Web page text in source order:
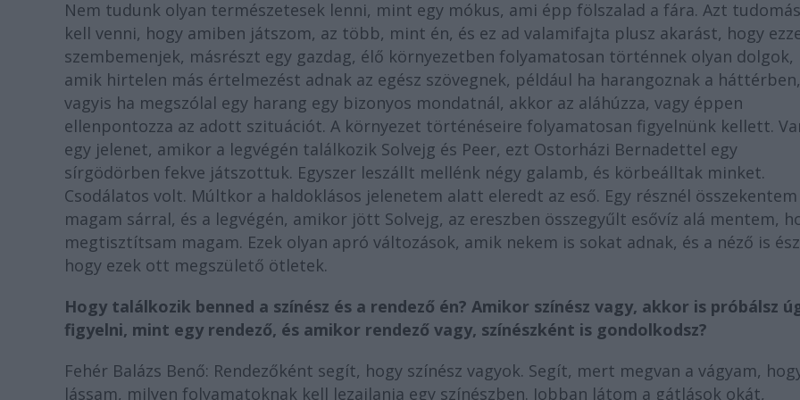
Nem tudunk olyan természetesek lenni, mint egy mókus, ami épp fölszalad a fára. Azt
kell venni, hogy amiben játszom, az több, mint én, és ez ad valamifajta plusz akarást, hogy
szembemenjek, másrészt egy gazdag, élő környezetben folyamatosan történnek olyan dolgok,
amik hirtelen más értelmezést adnak az egész szövegnek, például ha harangoznak a háttérben,
vagyis ha megszólal egy harang egy bizonyos mondatnál, akkor az aláhúzza, vagy éppen
ellenpontozza az adott szituációt. A környezet történéseire folyamatosan figyelnünk kellett.
egy jelenet, amikor a legvégén találkozik Solvejg és Peer, ezt Ostorházi Bernadettel egy
sírgödörben fekve játszottuk. Egyszer leszállt mellénk négy galamb, és körbeálltak minket.
Csodálatos volt. Múltkor a haldoklásos jelenetem alatt eleredt az eső. Egy résznél összekentem
magam sárral, és a legvégén, amikor jött Solvejg, az ereszben összegyűlt esővíz alá mentem,
megtisztítsam magam. Ezek olyan apró változások, amik nekem is sokat adnak, és a néző is
hogy ezek ott megszülető ötletek.
Hogy találkozik benned a színész és a rendező én? Amikor színész vagy, akkor is próbálsz
figyelni, mint egy rendező, és amikor rendező vagy, színészként is gondolkodsz?
Fehér Balázs Benő: Rendezőként segít, hogy színész vagyok. Segít, mert megvan a vágyam,
lássam, milyen folyamatoknak kell lezajlania egy színészben. Jobban látom a gátlások okát,